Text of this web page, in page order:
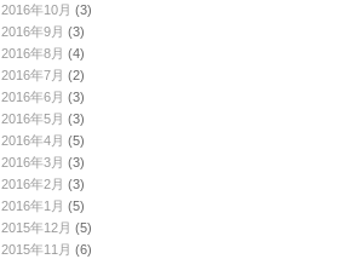
2016年10月 (3)
2016年9月 (3)
2016年8月 (4)
2016年7月 (2)
2016年6月 (3)
2016年5月 (3)
2016年4月 (5)
2016年3月 (3)
2016年2月 (3)
2016年1月 (5)
2015年12月 (5)
2015年11月 (6)